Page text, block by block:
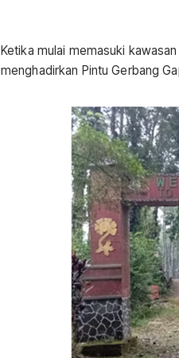
Ketika mulai memasuki
menghadirkan Pintu Gerbang